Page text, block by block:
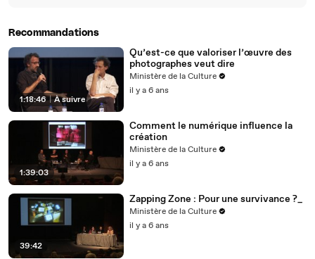
Recommandations
1:18:46 | À suivre
Qu’est-ce que valoriser l’œuvre des
photographes veut dire
Ministère de la Culture
il y a 6 ans
1:39:03
Comment le numérique influence la
création
Ministère de la Culture
il y a 6 ans
39:42
Zapping Zone : Pour une survivance ?_
Ministère de la Culture
il y a 6 ans